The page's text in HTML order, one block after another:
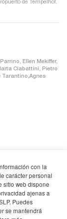
de Tempelhof,
Ellen Mekiffer,
Ciabattini, Pietro
Tarantino,Agnes
con la
carácter personal
sitio web dispone
ajenas a
Puedes
se mantendrá